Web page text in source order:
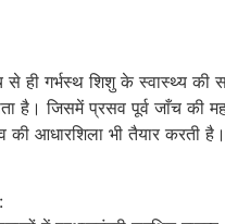
गर्भस्थ शिशु के स्वास्थ्य की
है। जिसमें प्रसव पूर्व जाँच की
की आधारशिला भी तैयार